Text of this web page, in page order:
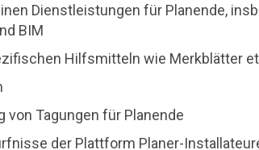
Dienstleistungen für Planende,
BIM
Hilfsmitteln wie Merkblätter
von Tagungen für Planende
der Plattform Planer-